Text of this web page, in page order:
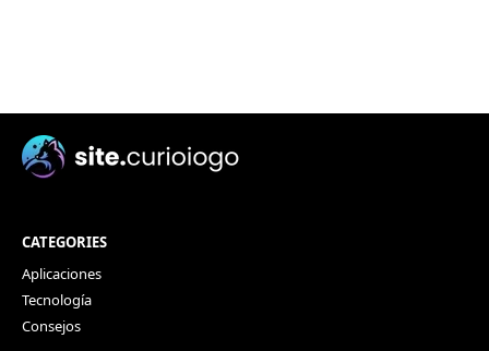
CATEGORIES
Aplicaciones
Tecnología
Consejos